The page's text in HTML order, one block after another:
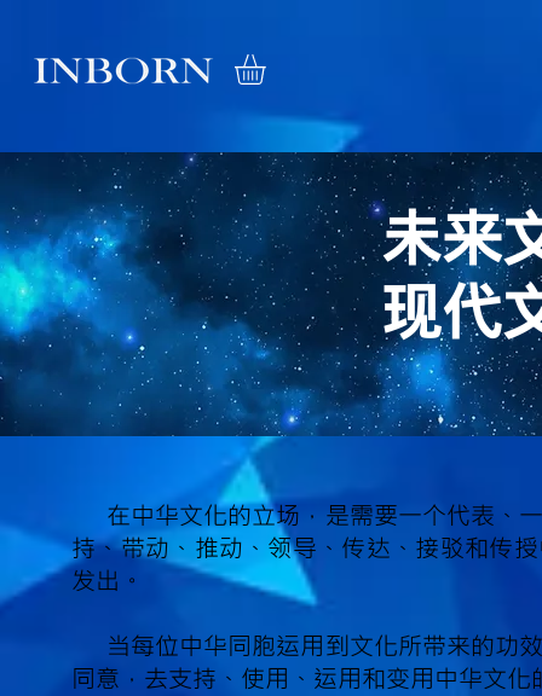
未来
现代
在中华文化的立场，是需要一个代表、
持、带动、推动、领导、传达、接驳和传
发出。
当每位中华同胞运用到文化所带来的功
同意，去支持、使用、运用和变用中华文